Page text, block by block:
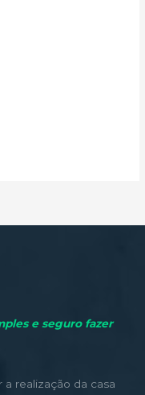
e seguro fazer
realização da casa